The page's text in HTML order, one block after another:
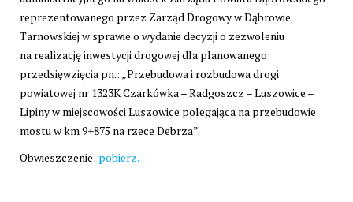
reprezentowanego przez Zarząd Drogowy w Dąbrowie
Tarnowskiej w sprawie o wydanie decyzji o zezwoleniu
na realizację inwestycji drogowej dla planowanego
przedsięwzięcia pn.: „Przebudowa i rozbudowa drogi
powiatowej nr 1323K Czarkówka – Radgoszcz – Luszowice –
Lipiny w miejscowości Luszowice polegająca na przebudowie
mostu w km 9+875 na rzece Debrza”.
Obwieszczenie: pobierz.